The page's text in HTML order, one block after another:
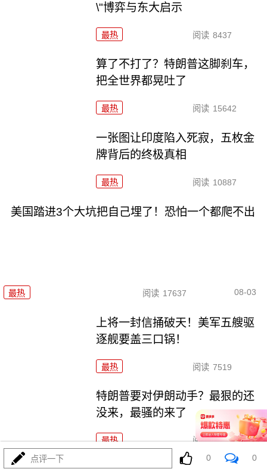
\"博弈与东大启示
最热 阅读 8437
算了不打了？特朗普这脚刹车，
把全世界都晃吐了
最热 阅读 15642
一张图让印度陷入死寂，五枚金
牌背后的终极真相
最热 阅读 10887
美国踏进3个大坑把自己埋了！恐怕一个都爬不出
最热 阅读 17637 08-03
上将一封信捅破天！美军五艘驱
逐舰要盖三口锅！
最热 阅读 7519
特朗普要对伊朗动手？最狠的还
没来，最骚的来了
最热 阅读 6097
特朗普这狼来了连演十遍，伊
点评一下 0 0